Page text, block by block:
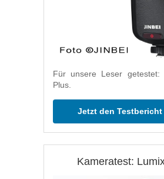
Für unsere Leser getestet:
Plus.
Jetzt den Testbericht
Kameratest: